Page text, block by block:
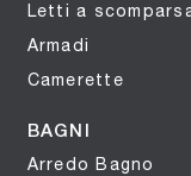
Letti a
Armadi
Camerette
BAGNI
Arredo Bagno